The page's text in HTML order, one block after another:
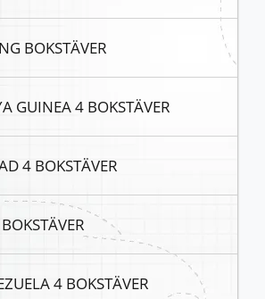
BOKSTÄVER
GUINEA 4 BOKSTÄVER
4 BOKSTÄVER
4 BOKSTÄVER